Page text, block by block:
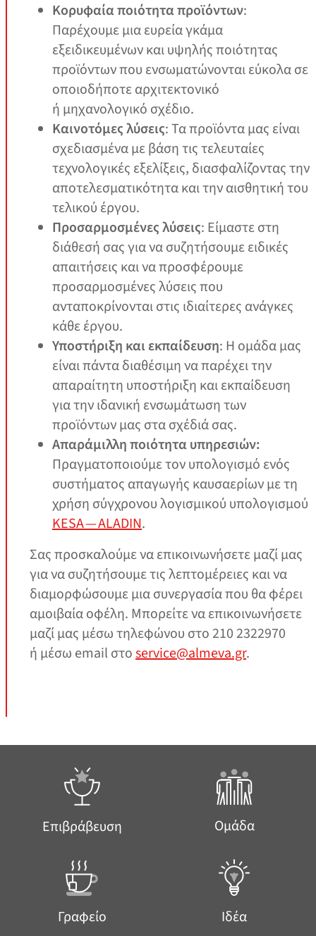
Κορυφαία ποιότητα προϊόντων:
Παρέχουμε μια ευρεία γκάμα
εξειδικευμένων και υψηλής ποιότητας
προϊόντων που ενσωματώνονται εύκολα σε
οποιοδήποτε αρχιτεκτονικό
ή μηχανολογικό σχέδιο.
Καινοτόμες λύσεις: Τα προϊόντα μας είναι
σχεδιασμένα με βάση τις τελευταίες
τεχνολογικές εξελίξεις, διασφαλίζοντας την
αποτελεσματικότητα και την αισθητική του
τελικού έργου.
Προσαρμοσμένες λύσεις: Είμαστε στη
διάθεσή σας για να συζητήσουμε ειδικές
απαιτήσεις και να προσφέρουμε
προσαρμοσμένες λύσεις που
ανταποκρίνονται στις ιδιαίτερες ανάγκες
κάθε έργου.
Υποστήριξη και εκπαίδευση: Η ομάδα μας
είναι πάντα διαθέσιμη να παρέχει την
απαραίτητη υποστήριξη και εκπαίδευση
για την ιδανική ενσωμάτωση των
προϊόντων μας στα σχέδιά σας.
Απαράμιλλη ποιότητα υπηρεσιών:
Πραγματοποιούμε τον υπολογισμό ενός
συστήματος απαγωγής καυσαερίων με τη
χρήση σύγχρονου λογισμικού υπολογισμού
KESA — ALADIN.
Σας προσκαλούμε να επικοινωνήσετε μαζί μας
για να συζητήσουμε τις λεπτομέρειες και να
διαμορφώσουμε μια συνεργασία που θα φέρει
αμοιβαία οφέλη. Μπορείτε να επικοινωνήσετε
μαζί μας μέσω τηλεφώνου στο 210 2322970
ή μέσω email στοservice@almeva.gr.
Επιβράβευση Ομάδα
Γραφείο Ιδέα